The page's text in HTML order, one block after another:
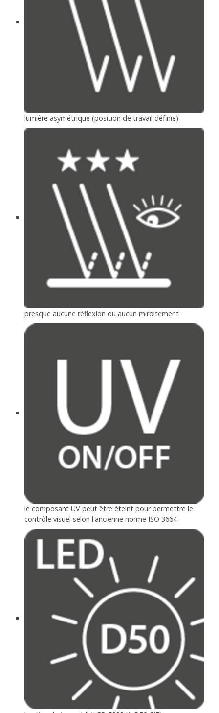
lumière asymétrique (position de travail définie)
presque aucune réflexion ou aucun miroitement
le composant UV peut être éteint pour permettre le
contrôle visuel selon l'ancienne norme ISO 3664